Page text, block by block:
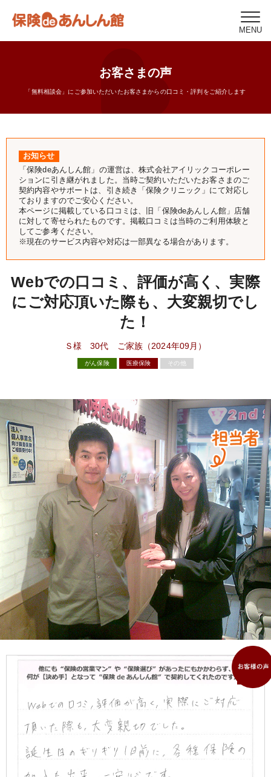
MENU
お客さまの声
「無料相談会」にご参加いただいたお客さまからの口コミ・評判をご紹介します
お知らせ
「保険deあんしん館」の運営は、株式会社アイリックコーポレー
ションに引き継がれました。当時ご契約いただいたお客さまのご
契約内容やサポートは、引き続き「保険クリニック」にて対応し
ておりますのでご安心ください。
本ページに掲載している口コミは、旧「保険deあんしん館」店舗
に対して寄せられたものです。掲載口コミは当時のご利用体験と
してご参考ください。
※現在のサービス内容や対応は一部異なる場合があります。
Webでの口コミ、評価が高く、実際
にご対応頂いた際も、大変親切でし
た！
Ｓ様 30代 ご家族（2024年09月）
がん保険 医療保険 その他